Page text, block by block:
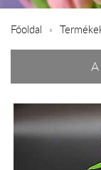
Főoldal